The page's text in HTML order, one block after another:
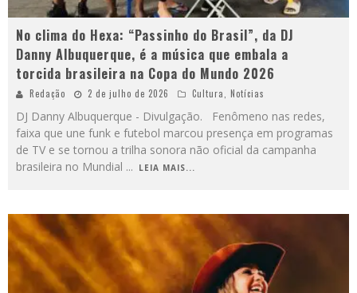
No clima do Hexa: “Passinho do Brasil”, da DJ
Danny Albuquerque, é a música que embala a
torcida brasileira na Copa do Mundo 2026
Redação 2 de julho de 2026 Cultura, Notícias
DJ Danny Albuquerque - Divulgação. Fenômeno nas redes,
faixa que une funk e futebol marcou presença em programas
de TV e se tornou a trilha sonora não oficial da campanha
brasileira no Mundial ... LEIA MAIS...